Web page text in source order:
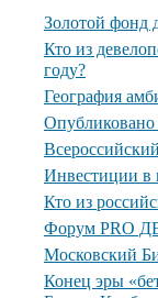
Золотой фонд
Кто из
году?
География
Инвестиции в
Кто из
Форум PRO
Московский
Конец эры